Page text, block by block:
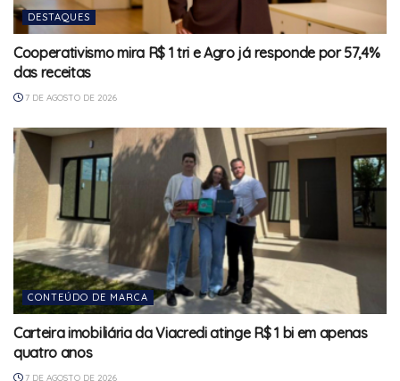
DESTAQUES
Cooperativismo mira R$ 1 tri e Agro já responde por 57,4%
das receitas
7 DE AGOSTO DE 2026
CONTEÚDO DE MARCA
Carteira imobiliária da Viacredi atinge R$ 1 bi em apenas
quatro anos
7 DE AGOSTO DE 2026